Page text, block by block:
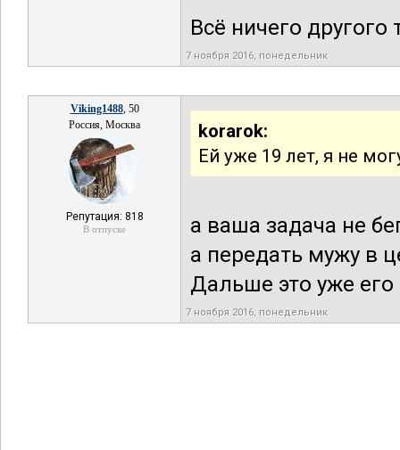
Всё ничего другого
7 ноября 2016, понедельник
Viking1488, 50
Россия, Москва
Репутация: 818
В отпуске
korarok:
Ей уже 19 лет, я не
а ваша задача не
а передать мужу в
Дальше это уже его
7 ноября 2016, понедельник